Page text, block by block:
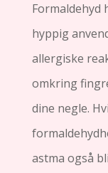
hyppig
allergiske
omkring
dine negle.
astma også